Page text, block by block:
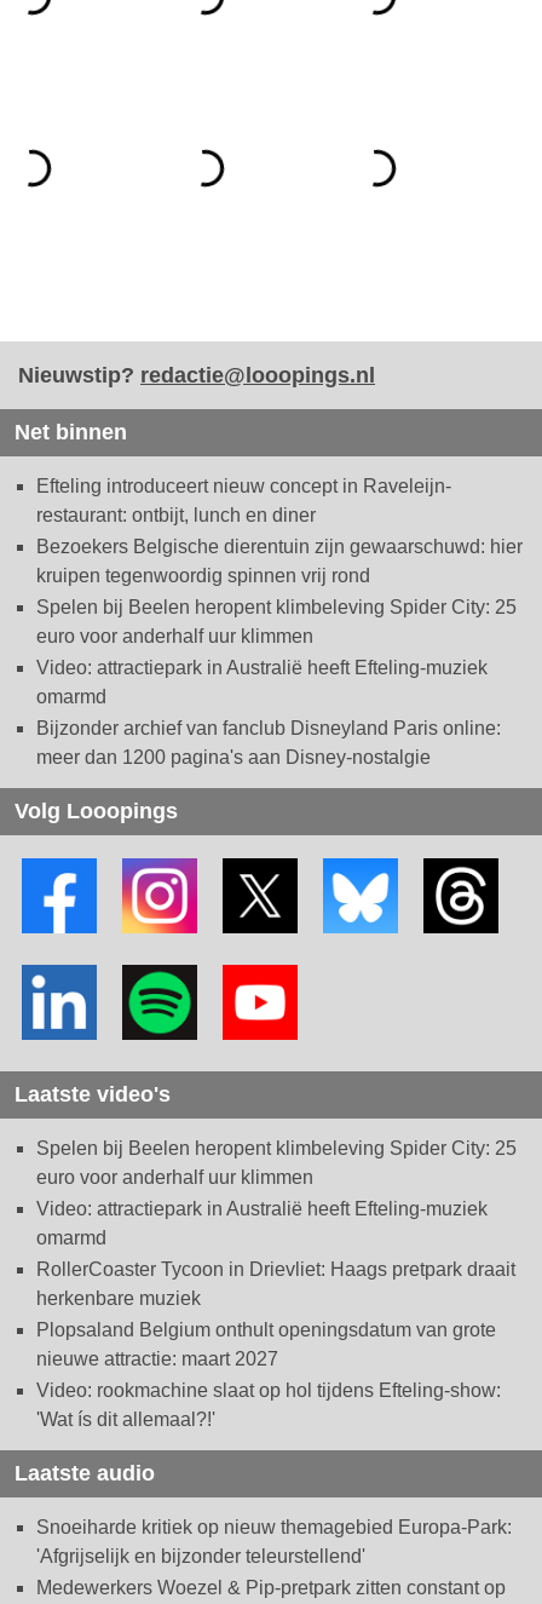
Nieuwstip? redactie@looopings.nl
Net binnen
Efteling introduceert nieuw concept in Raveleijn-
restaurant: ontbijt, lunch en diner
Bezoekers Belgische dierentuin zijn gewaarschuwd: hier
kruipen tegenwoordig spinnen vrij rond
Spelen bij Beelen heropent klimbeleving Spider City: 25
euro voor anderhalf uur klimmen
Video: attractiepark in Australië heeft Efteling-muziek
omarmd
Bijzonder archief van fanclub Disneyland Paris online:
meer dan 1200 pagina's aan Disney-nostalgie
Volg Looopings
Laatste video's
Spelen bij Beelen heropent klimbeleving Spider City: 25
euro voor anderhalf uur klimmen
Video: attractiepark in Australië heeft Efteling-muziek
omarmd
RollerCoaster Tycoon in Drievliet: Haags pretpark draait
herkenbare muziek
Plopsaland Belgium onthult openingsdatum van grote
nieuwe attractie: maart 2027
Video: rookmachine slaat op hol tijdens Efteling-show:
'Wat ís dit allemaal?!'
Laatste audio
Snoeiharde kritiek op nieuw themagebied Europa-Park:
'Afgrijselijk en bijzonder teleurstellend'
Medewerkers Woezel & Pip-pretpark zitten constant op